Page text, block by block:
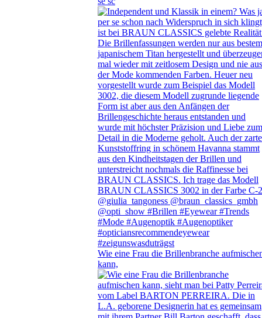
Wie eine Frau die Brillenbranche
kann,